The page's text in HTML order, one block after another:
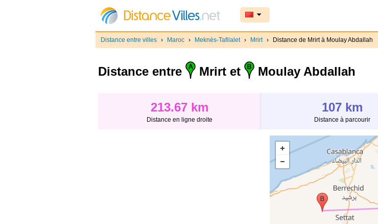
Distance entre villes › Maroc › Meknès-Tafilalet › Mrirt › Distance de Mrirt à Moulay Abdallah
Distance entre Mrirt et Moulay Abdallah
213.67 km
Distance en ligne droite
107 km
Distance à parcourir